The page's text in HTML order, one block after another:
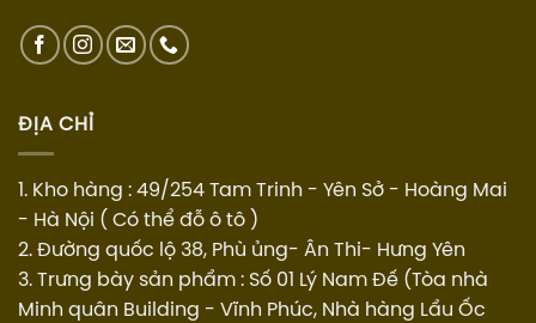
ĐỊA CHỈ
1. Kho hàng : 49/254 Tam Trinh - Yên Sở - Hoàng Mai
- Hà Nội ( Có thể đỗ ô tô )
2. Đường quốc lộ 38, Phù ủng- Ân Thi- Hưng Yên
3. Trưng bày sản phẩm : Số 01 Lý Nam Đế (Tòa nhà
Minh quân Building - Vĩnh Phúc, Nhà hàng Lẩu Ốc